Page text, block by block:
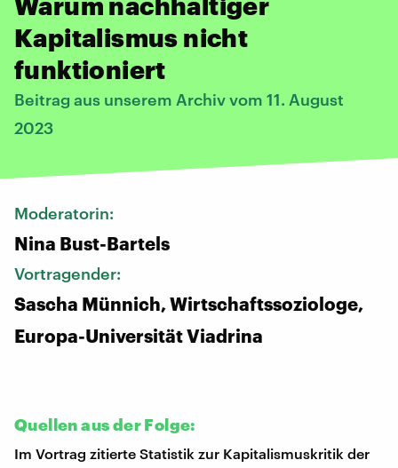
Kapitalismus nicht
funktioniert
Beitrag aus unserem Archiv vom 11. August
2023
Moderatorin:
Nina Bust-Bartels
Vortragender:
Sascha Münnich, Wirtschaftssoziologe,
Europa-Universität Viadrina
Quellen aus der Folge:
Im Vortrag zitierte Statistik zur Kapitalismuskritik der